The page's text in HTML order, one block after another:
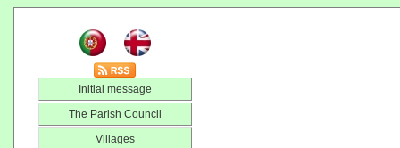
Initial message
The Parish Council
Villages